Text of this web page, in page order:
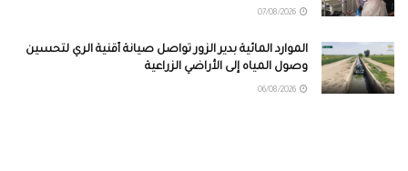
الموارد المائية بدير الزور تواصل صيانة أقنية الري لتحسين
وصول المياه إلى الأراضي الزراعية